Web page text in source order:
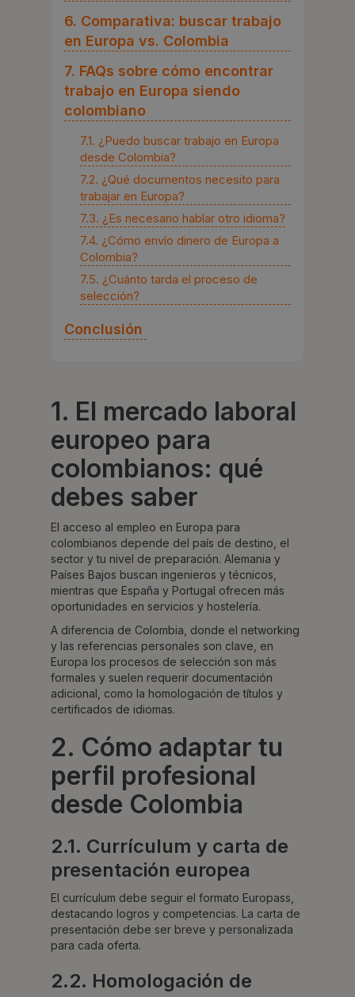
6. Comparativa: buscar trabajo
en Europa vs. Colombia
7. FAQs sobre cómo encontrar
trabajo en Europa siendo
colombiano
7.1. ¿Puedo buscar trabajo en Europa
desde Colombia?
7.2. ¿Qué documentos necesito para
trabajar en Europa?
7.3. ¿Es necesario hablar otro idioma?
7.4. ¿Cómo envío dinero de Europa a
Colombia?
7.5. ¿Cuánto tarda el proceso de
selección?
Conclusión
1. El mercado laboral
europeo para
colombianos: qué
debes saber
El acceso al empleo en Europa para
colombianos depende del país de destino, el
sector y tu nivel de preparación. Alemania y
Países Bajos buscan ingenieros y técnicos,
mientras que España y Portugal ofrecen más
oportunidades en servicios y hostelería.
A diferencia de Colombia, donde el networking
y las referencias personales son clave, en
Europa los procesos de selección son más
formales y suelen requerir documentación
adicional, como la homologación de títulos y
certificados de idiomas.
2. Cómo adaptar tu
perfil profesional
desde Colombia
2.1. Currículum y carta de
presentación europea
El currículum debe seguir el formato Europass,
destacando logros y competencias. La carta de
presentación debe ser breve y personalizada
para cada oferta.
2.2. Homologación de